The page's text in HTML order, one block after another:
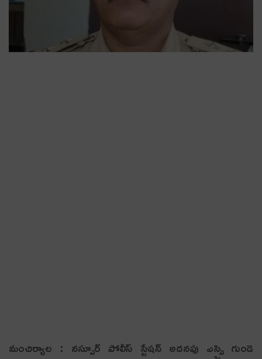
మంచిర్యాల : నస్పూర్ పోలీస్ స్టేషన్ అదనపు ఎస్సై గుండె